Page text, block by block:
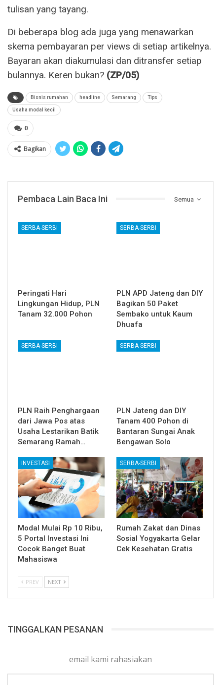
tulisan yang tayang.
Di beberapa blog ada juga yang menawarkan
skema pembayaran per views di setiap artikelnya.
Bayaran akan diakumulasi dan ditransfer setiap
bulannya. Keren bukan? (ZP/05)
Bisnis rumahan headline Semarang Tips
Usaha modal kecil
0
Bagikan
Semua
Pembaca Lain Baca Ini
SERBA-SERBI
Peringati Hari
Lingkungan Hidup, PLN
Tanam 32.000 Pohon
SERBA-SERBI
PLN APD Jateng dan DIY
Bagikan 50 Paket
Sembako untuk Kaum
Dhuafa
SERBA-SERBI
PLN Raih Penghargaan
dari Jawa Pos atas
Usaha Lestarikan Batik
Semarang Ramah…
SERBA-SERBI
PLN Jateng dan DIY
Tanam 400 Pohon di
Bantaran Sungai Anak
Bengawan Solo
INVESTASI
Modal Mulai Rp 10 Ribu,
5 Portal Investasi Ini
Cocok Banget Buat
Mahasiswa
SERBA-SERBI
Rumah Zakat dan Dinas
Sosial Yogyakarta Gelar
Cek Kesehatan Gratis
PREV NEXT
TINGGALKAN PESANAN
email kami rahasiakan